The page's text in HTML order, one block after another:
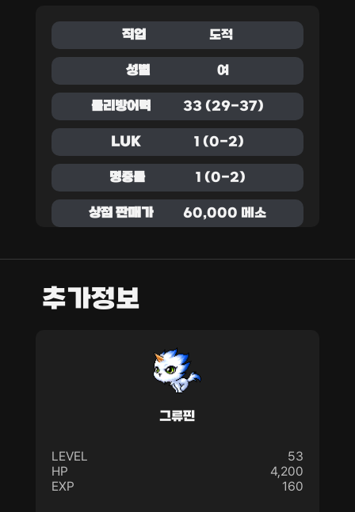
직업 도적
성별 여
물리방어력 33 (29-37)
LUK 1 (0-2)
명중률 1 (0-2)
상점 판매가 60,000 메소
추가정보
그류핀
LEVEL
53
HP
4,200
EXP
160